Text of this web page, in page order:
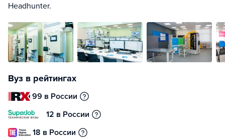
Headhunter.
Вуз в рейтингах
99 в России
12 в России
18 в России